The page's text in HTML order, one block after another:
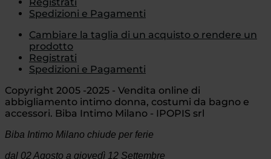
Spedizioni e Pagamenti
Cambiare la taglia di un acquisto o rendere un
prodotto
Registrati
Spedizioni e Pagamenti
Copyright 2005 -2025 - Vendita online di
abbigliamento intimo donna, costumi da bagno e
accessori. Biba Intimo Milano - IPOPIS srl
Biba Intimo Milano chiude per ferie
dal 02 Agosto a giovedì 12 Settembre